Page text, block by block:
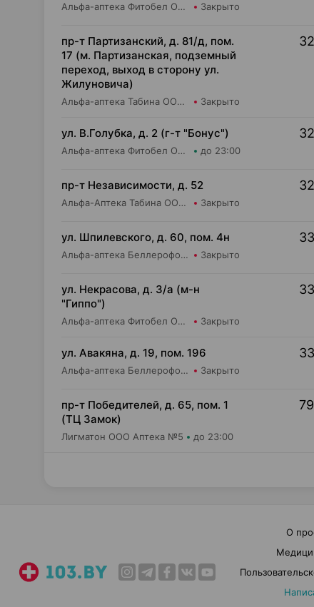
Альфа-аптека Фитобел ООО Аптека №3 Закрыто
пр-т Партизанский, д. 81/д, пом.
17 (м. Партизанская, подземный
переход, выход в сторону ул.
Жилуновича)
Альфа-аптека Табина ООО Аптека №23 Закрыто
ул. В.Голубка, д. 2 (г-т "Бонус")
Альфа-аптека Фитобел ООО Аптека №19 до 23:00
пр-т Независимости, д. 52
Альфа-Аптека Табина ООО Аптека №3 Закрыто
ул. Шпилевского, д. 60, пом. 4н
Альфа-аптека Беллерофон ООО Аптека №1 Закрыто
ул. Некрасова, д. 3/а (м-н
"Гиппо")
Альфа-аптека Фитобел ООО Аптека №32 Закрыто
ул. Авакяна, д. 19, пом. 196
Альфа-аптека Беллерофон ООО Аптека №10 Закрыто
пр-т Победителей, д. 65, пом. 1
(ТЦ Замок)
Лигматон ООО Аптека №5 до 23:00
О